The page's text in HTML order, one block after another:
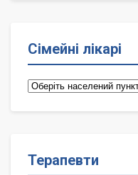
Сімейні лікарі
Сімейні
Терапевти